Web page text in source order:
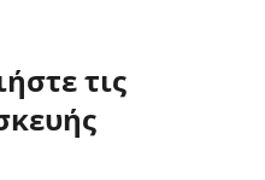
τις